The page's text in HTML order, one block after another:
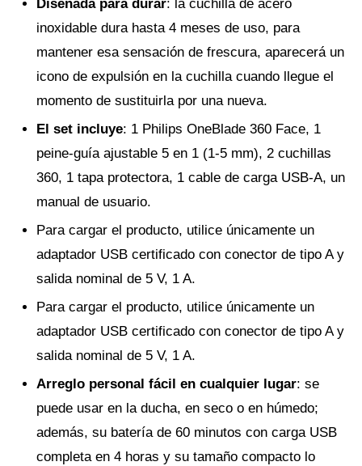
Diseñada para durar: la cuchilla de acero
inoxidable dura hasta 4 meses de uso, para
mantener esa sensación de frescura, aparecerá un
icono de expulsión en la cuchilla cuando llegue el
momento de sustituirla por una nueva.
El set incluye: 1 Philips OneBlade 360 Face, 1
peine-guía ajustable 5 en 1 (1-5 mm), 2 cuchillas
360, 1 tapa protectora, 1 cable de carga USB-A, un
manual de usuario.
Para cargar el producto, utilice únicamente un
adaptador USB certificado con conector de tipo A y
salida nominal de 5 V, 1 A.
Para cargar el producto, utilice únicamente un
adaptador USB certificado con conector de tipo A y
salida nominal de 5 V, 1 A.
Arreglo personal fácil en cualquier lugar: se
puede usar en la ducha, en seco o en húmedo;
además, su batería de 60 minutos con carga USB
completa en 4 horas y su tamaño compacto lo